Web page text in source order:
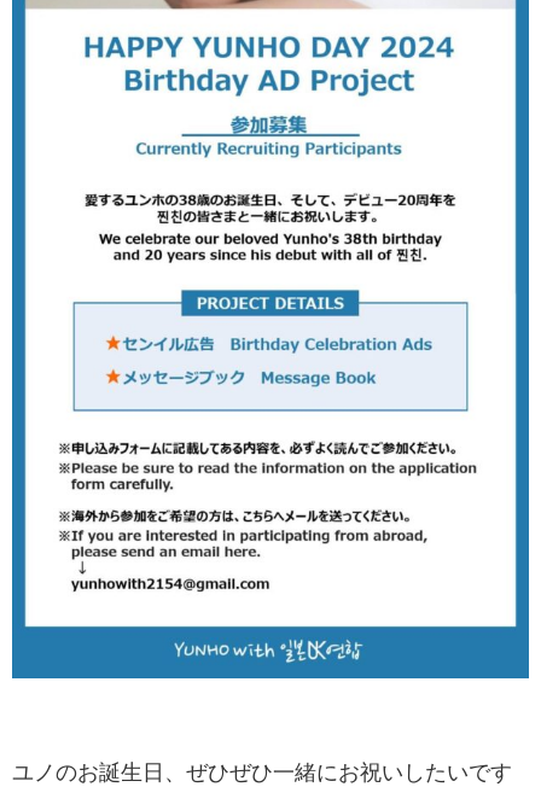
ユノのお誕生日、ぜひぜひ一緒にお祝いしたいです